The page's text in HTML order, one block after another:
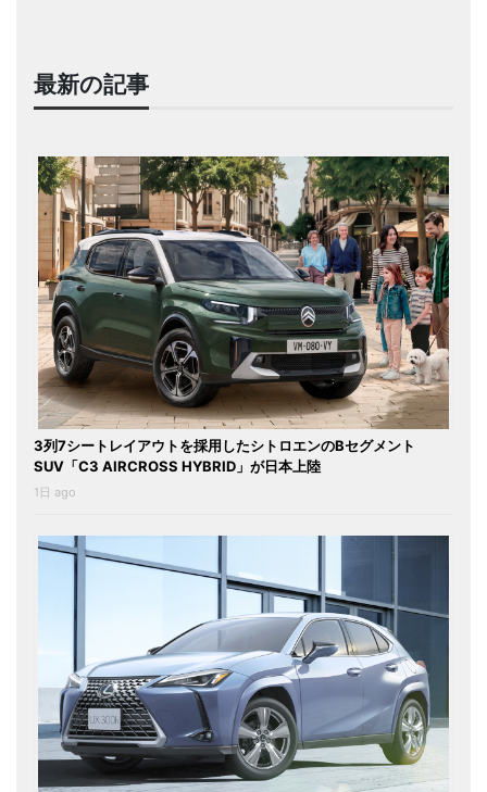
最新の記事
3列7シートレイアウトを採用したシトロエンのBセグメント
SUV「C3 AIRCROSS HYBRID」が日本上陸
1日 ago